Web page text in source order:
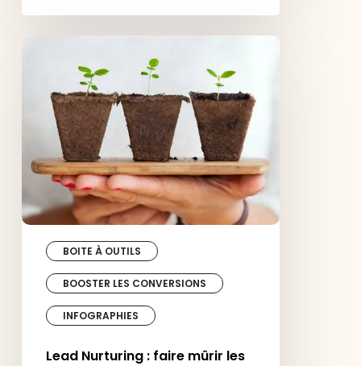
leur
rythme
BOITE À OUTILS
BOOSTER LES CONVERSIONS
INFOGRAPHIES
Lead Nurturing : faire mûrir les